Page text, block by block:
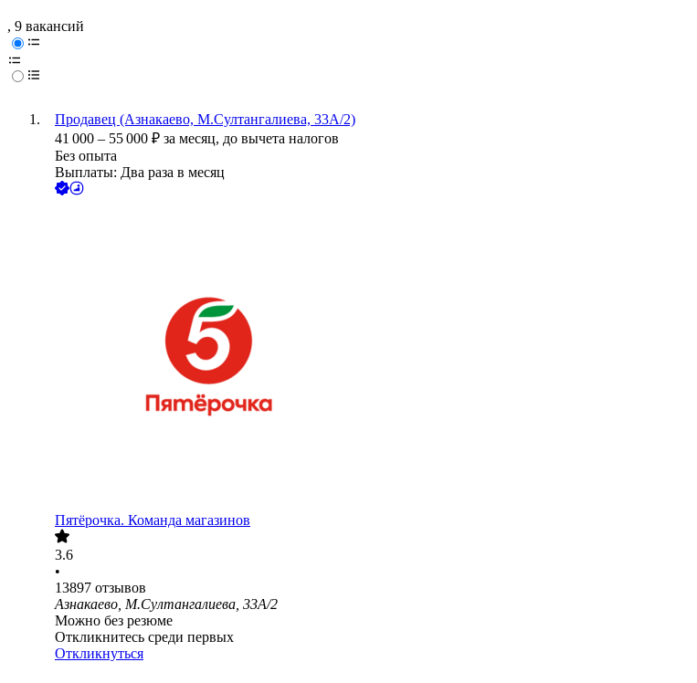
, 9 вакансий
Продавец (Азнакаево, М.Султангалиева, 33А/2)
41 000 – 55 000 ₽ за месяц, до вычета налогов
Без опыта
Выплаты: Два раза в месяц
Пятёрочка. Команда магазинов
3.6
•
13897 отзывов
Азнакаево, М.Султангалиева, 33А/2
Можно без резюме
Откликнитесь среди первых
Откликнуться